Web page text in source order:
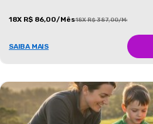
18X R$ 86,00/Mês18X R$ 387,00/Mês
SAIBA MAIS